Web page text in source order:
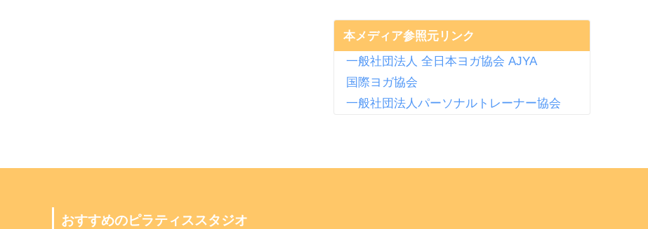
本メディア参照元リンク
一般社団法人 全日本ヨガ協会 AJYA
国際ヨガ協会
一般社団法人パーソナルトレーナー協会
おすすめのピラティススタジオ